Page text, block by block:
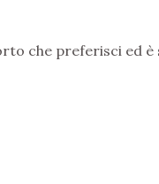
che preferisci ed è